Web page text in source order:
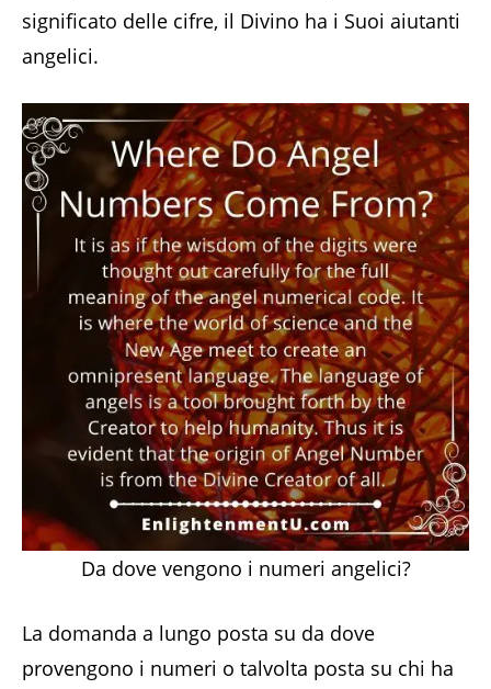
significato delle cifre, il Divino ha i Suoi aiutanti
angelici.
Da dove vengono i numeri angelici?
La domanda a lungo posta su da dove
provengono i numeri o talvolta posta su chi ha